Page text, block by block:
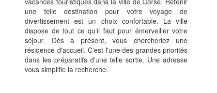
une telle destination pour votre voyage de
divertissement est un choix confortable. La ville
dispose de tout ce qu'il faut pour émerveiller votre
séjour. Dès à présent, vous chercheriez une
résidence d'accueil. C'est l'une des grandes priorités
dans les préparatifs d'une telle sortie. Une adresse
vous simplifie la recherche.